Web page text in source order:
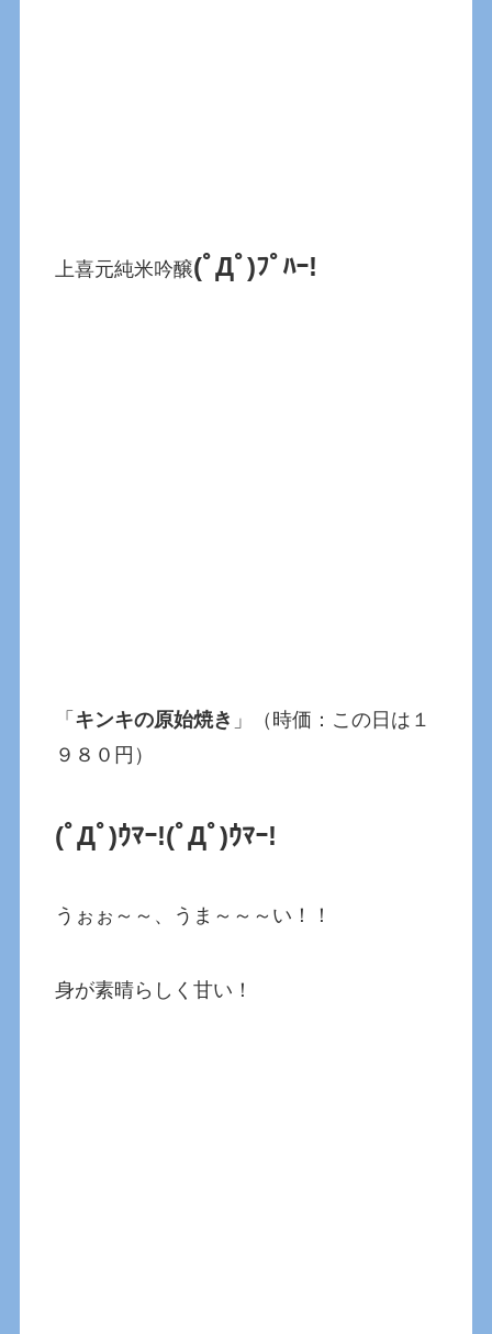
上喜元純米吟醸(ﾟДﾟ)ﾌﾟﾊｰ!
「 キンキの原始焼き 」（時価：この日は１
９８０円）
(ﾟДﾟ)ｳﾏｰ!(ﾟДﾟ)ｳﾏｰ!
うぉぉ～～、うま～～～い！！
身が素晴らしく甘い！